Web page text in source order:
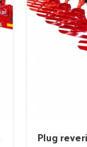
Plug